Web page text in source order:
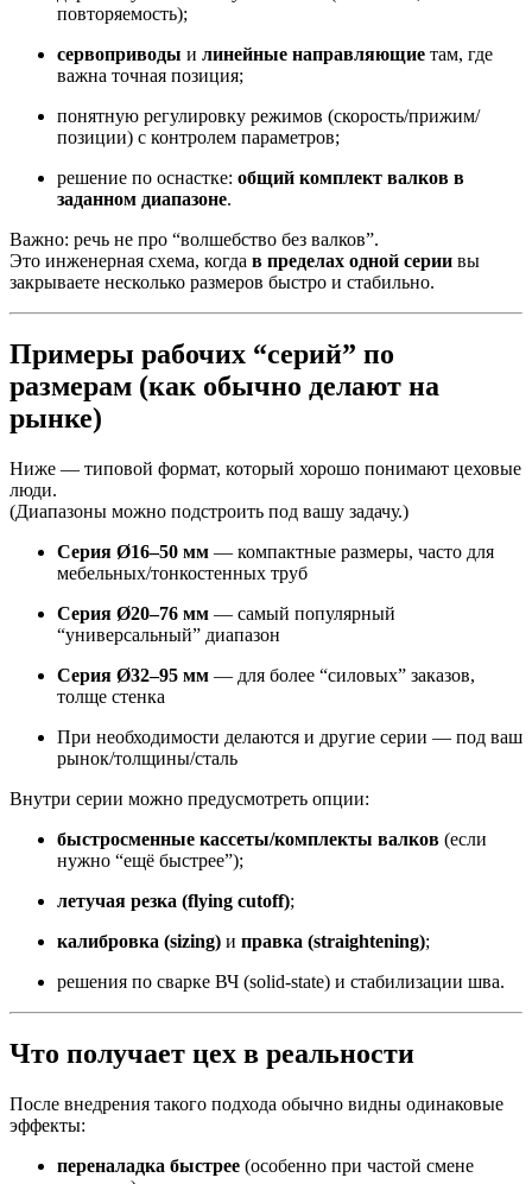
повторяемость);
сервоприводы и линейные направляющие там, где
важна точная позиция;
понятную регулировку режимов (скорость/прижим/
позиции) с контролем параметров;
решение по оснастке: общий комплект валков в
заданном диапазоне.
Важно: речь не про “волшебство без валков”.
Это инженерная схема, когда в пределах одной серии вы
закрываете несколько размеров быстро и стабильно.
Примеры рабочих “серий” по
размерам (как обычно делают на
рынке)
Ниже — типовой формат, который хорошо понимают цеховые
люди.
(Диапазоны можно подстроить под вашу задачу.)
Серия Ø16–50 мм — компактные размеры, часто для
мебельных/тонкостенных труб
Серия Ø20–76 мм — самый популярный
“универсальный” диапазон
Серия Ø32–95 мм — для более “силовых” заказов,
толще стенка
При необходимости делаются и другие серии — под ваш
рынок/толщины/сталь
Внутри серии можно предусмотреть опции:
быстросменные кассеты/комплекты валков (если
нужно “ещё быстрее”);
летучая резка (flying cutoff);
калибровка (sizing) и правка (straightening);
решения по сварке ВЧ (solid-state) и стабилизации шва.
Что получает цех в реальности
После внедрения такого подхода обычно видны одинаковые
эффекты:
переналадка быстрее (особенно при частой смене